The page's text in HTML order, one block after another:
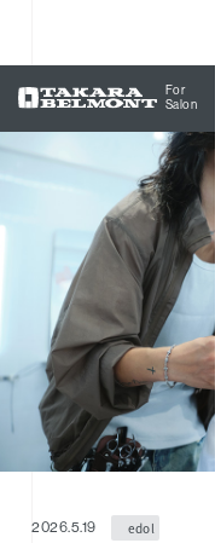
For
Salon
2026.5.19 edol